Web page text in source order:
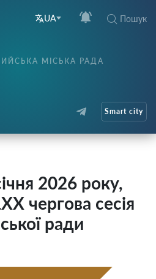
UA Пошук
МІСЬКА РАДА
Smart city
2026 року,
чергова сесія
ради